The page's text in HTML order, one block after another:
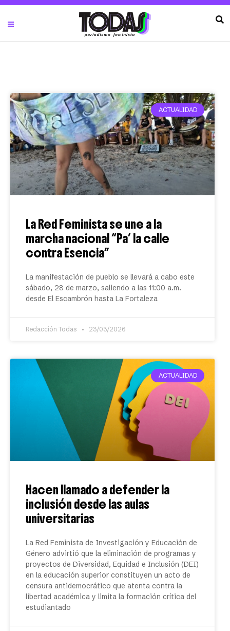
ACTUALIDAD
La Red Feminista se une a la
marcha nacional “Pa’ la calle
contra Esencia”
La manifestación de pueblo se llevará a cabo este
sábado, 28 de marzo, saliendo a las 11:00 a.m.
desde El Escambrón hasta La Fortaleza
Redacción Todas 23/03/2026
ACTUALIDAD
Hacen llamado a defender la
inclusión desde las aulas
universitarias
La Red Feminista de Investigación y Educación de
Género advirtió que la eliminación de programas y
proyectos de Diversidad, Equidad e Inclusión (DEI)
en la educación superior constituyen un acto de
censura antidemocrático que atenta contra la
libertad académica y limita la formación crítica del
estudiantado